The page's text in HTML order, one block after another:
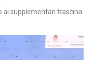
ai supplementari trascina